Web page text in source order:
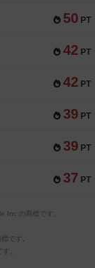
50 PT
42 PT
42 PT
39 PT
39 PT
37 PT
Inc.の商標です。
です。
。